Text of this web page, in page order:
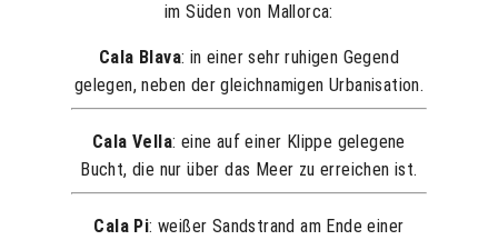
im Süden von Mallorca:
Cala Blava: in einer sehr ruhigen Gegend
gelegen, neben der gleichnamigen Urbanisation.
Cala Vella: eine auf einer Klippe gelegene
Bucht, die nur über das Meer zu erreichen ist.
Cala Pi: weißer Sandstrand am Ende einer